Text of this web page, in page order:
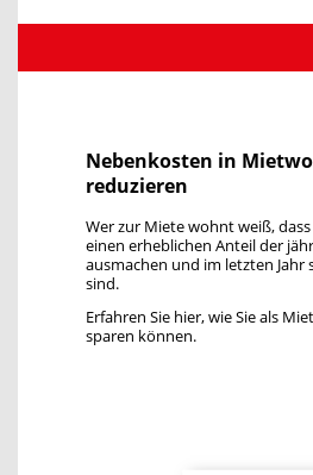
Nebenkosten in
reduzieren
Wer zur Miete wohnt weiß,
einen erheblichen Anteil der
ausmachen und im letzten Jahr
sind.
Erfahren Sie hier, wie Sie als
sparen können.